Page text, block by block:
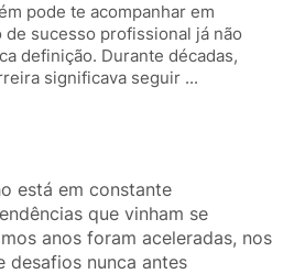
pode te acompanhar em
de sucesso profissional já não
definição. Durante décadas,
significava seguir ...
está em constante
que vinham se
anos foram aceleradas, nos
desafios nunca antes